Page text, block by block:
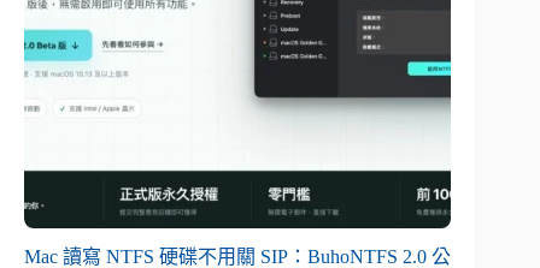
Mac 讀寫 NTFS 硬碟不用關 SIP：BuhoNTFS 2.0 公